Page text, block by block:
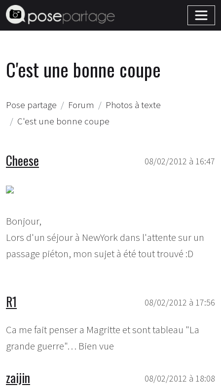
C'est une bonne coupe
Pose partage Forum
Photos à texte
C'est une bonne coupe
08/02/2012 à 16:47
Cheese
Bonjour,
Lors d'un séjour à NewYork dans l'attente sur un
passage piéton, mon sujet à été tout trouvé :D
08/02/2012 à 17:56
R1
Ca me fait penser a Magritte et sont tableau "La
grande guerre"… Bien vue
08/02/2012 à 18:08
zaijin